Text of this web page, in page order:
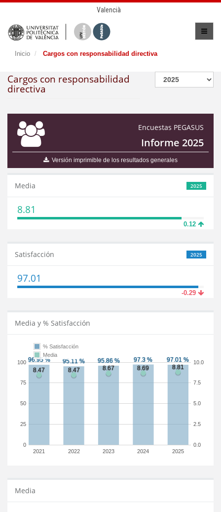
Valencià
Inicio Cargos con responsabilidad directiva
Cargos con responsabilidad
directiva
Encuestas PEGASUS
Informe 2025
Versión imprimible de los resultados generales
2025
Media
8.81
0.12
2025
Satisfacción
97.01
-0.29
Media y % Satisfacción
2021 2022 2023 2024 2025
0
25
50
75
100
0.0
2.5
5.0
7.5
10.0
% Satisfacción
Media
Media